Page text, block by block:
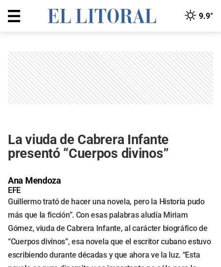
9.9°
La viuda de Cabrera Infante
presentó “Cuerpos divinos”
Ana Mendoza
EFE
Guillermo trató de hacer una novela, pero la Historia pudo
más que la ficción”. Con esas palabras aludía Miriam
Gómez, viuda de Cabrera Infante, al carácter biográfico de
“Cuerpos divinos”, esa novela que el escritor cubano estuvo
escribiendo durante décadas y que ahora ve la luz. “Esta